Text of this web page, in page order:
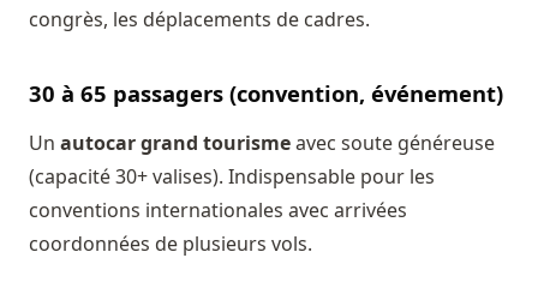
congrès, les déplacements de cadres.
30 à 65 passagers (convention, événement)
Un autocar grand tourismeavec soute généreuse
(capacité 30+ valises). Indispensable pour les
conventions internationales avec arrivées
coordonnées de plusieurs vols.